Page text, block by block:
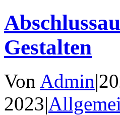
Gestalten
Von Admin|
2023|